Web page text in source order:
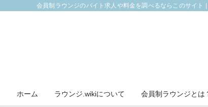
会員制ラウンジのバイト求人や料金を調べるならこのサイト
ホーム ラウンジ.wikiについて 会員制ラウンジとは